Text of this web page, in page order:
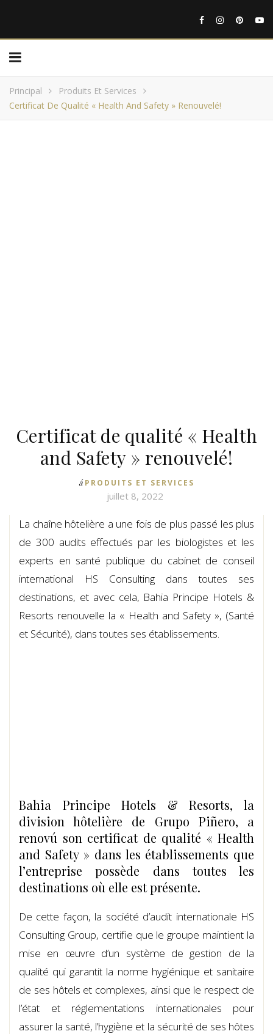
Principal
Produits Et Services
Certificat De Qualité « Health And Safety » Renouvelé!
Certificat de qualité « Health
and Safety » renouvelé!
á PRODUITS ET SERVICES
juillet 8, 2022
La chaîne hôtelière a une fois de plus passé les plus
de 300 audits effectués par les biologistes et les
experts en santé publique du cabinet de conseil
international HS Consulting dans toutes ses
destinations, et avec cela, Bahia Principe Hotels &
Resorts renouvelle la « Health and Safety », (Santé
et Sécurité), dans toutes ses établissements.
Bahia Principe Hotels & Resorts, la
division hôtelière de Grupo Piñero, a
renovú son certificat de qualité « Health
and Safety » dans les établissements que
l’entreprise possède dans toutes les
destinations où elle est présente.
De cette façon, la société d’audit internationale HS
Consulting Group, certifie que le groupe maintient la
mise en œuvre d’un système de gestion de la
qualité qui garantit la norme hygiénique et sanitaire
de ses hôtels et complexes, ainsi que le respect de
l’état et réglementations internationales pour
assurer la santé, l’hygiène et la sécurité de ses hôtes